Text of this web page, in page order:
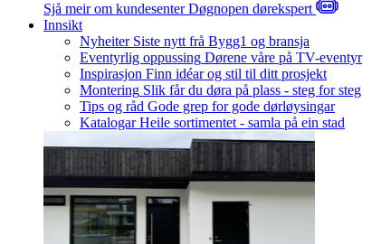
Sjå meir om kundesenterDøgnopen dørekspert
Innsikt
Nyheiter Siste nytt frå Bygg1 og bransja
Eventyrlig oppussing Dørene våre på TV-eventyr
Inspirasjon Finn idéar og stil til ditt prosjekt
Montering Slik får du døra på plass - steg for steg
Tips og råd Gode grep for gode dørløysingar
Katalogar Heile sortimentet - samla på ein stad